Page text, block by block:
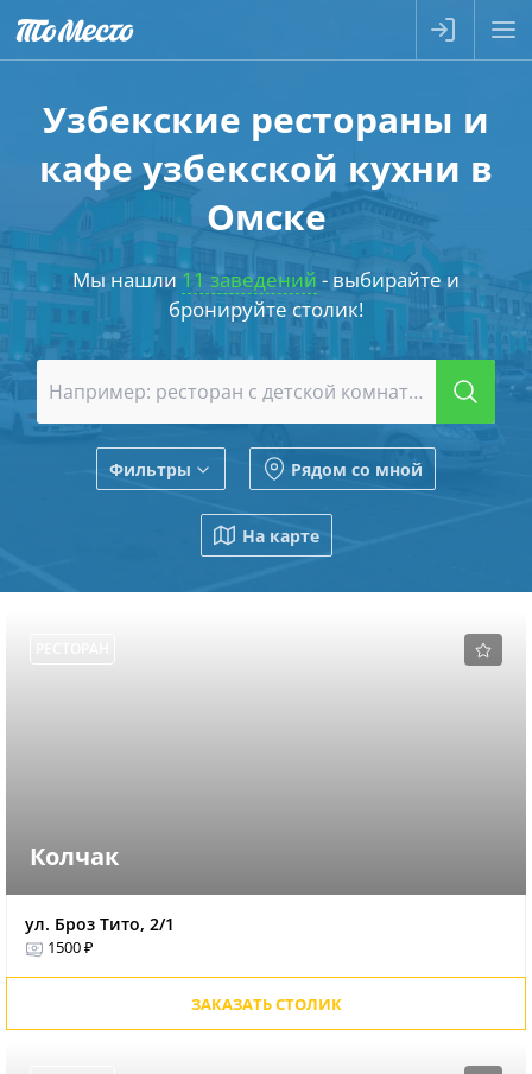
Узбекские рестораны и
кафе узбекской кухни в
Омске
Мы нашли11 заведений - выбирайте и
бронируйте столик!
Фильтры Рядом со мной
На карте
Колчак
ул. Броз Тито, 2/1
1500 ₽
ЗАКАЗАТЬ СТОЛИК